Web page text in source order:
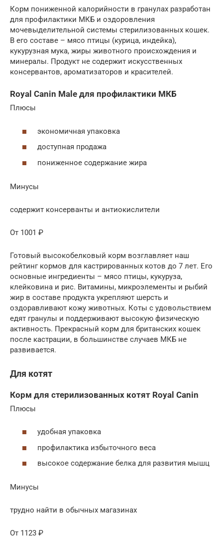
Корм пониженной калорийности в гранулах разработан
для профилактики МКБ и оздоровления
мочевыделительной системы стерилизованных кошек.
В его составе – мясо птицы (курица, индейка),
кукурузная мука, жиры животного происхождения и
минералы. Продукт не содержит искусственных
консервантов, ароматизаторов и красителей.
Royal Canin Male для профилактики МКБ
Плюсы
экономичная упаковка
доступная продажа
пониженное содержание жира
Минусы
содержит консерванты и антиокислители
От 1001 ₽
Готовый высокобелковый корм возглавляет наш
рейтинг кормов для кастрированных котов до 7 лет. Его
основные ингредиенты – мясо птицы, кукуруза,
клейковина и рис. Витамины, микроэлементы и рыбий
жир в составе продукта укрепляют шерсть и
оздоравливают кожу животных. Коты с удовольствием
едят гранулы и поддерживают высокую физическую
активность. Прекрасный корм для британских кошек
после кастрации, в большинстве случаев МКБ не
развивается.
Для котят
Корм для стерилизованных котят Royal Canin
Плюсы
удобная упаковка
профилактика избыточного веса
высокое содержание белка для развития мышц
Минусы
трудно найти в обычных магазинах
От 1123 ₽